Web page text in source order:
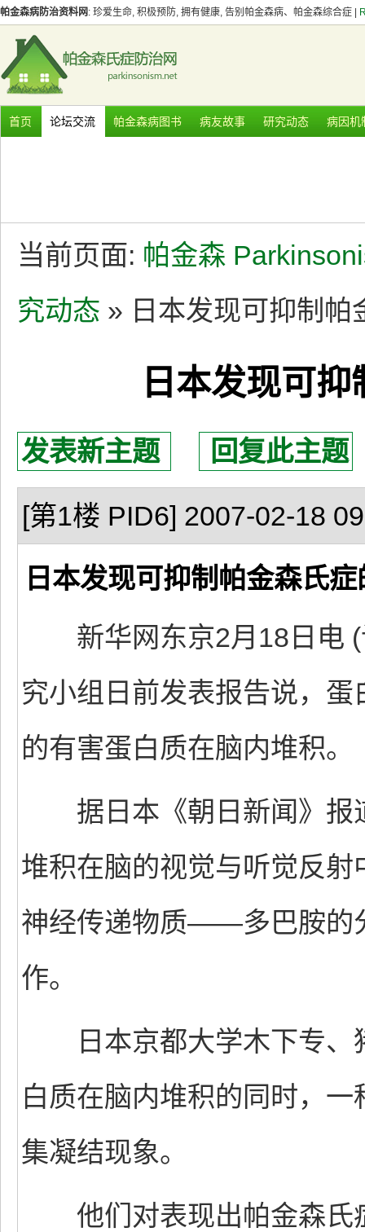
帕金森病防治资料网 : 珍爱生命, 积极预防, 拥有健康, 告别帕金森病、帕金森综合症 |
首页 论坛交流 帕金森病图书 病友故事 研究动态 病因机
当前页面: 帕金森
究动态 » 日本发现可抑制帕
日本发现可
发表新主题 回复此主题
[第1楼 PID6] 2007-02-18
日本发现可抑制帕金森氏
新华网东京2月18日电 (
究小组日前发表报告说，蛋
的有害蛋白质在脑内堆积。
据日本《朝日新闻》报
堆积在脑的视觉与听觉反
神经传递物质——多巴胺的
作。
日本京都大学木下专、
白质在脑内堆积的同时，一
集凝结现象。
他们对表现出帕金森氏